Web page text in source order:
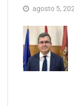
agosto 5,